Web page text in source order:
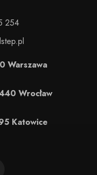
254
Warszawa
Wrocław
Katowice